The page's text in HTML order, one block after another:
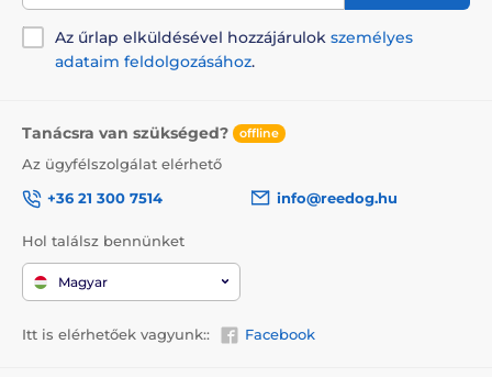
Az űrlap elküldésével hozzájárulok személyes
adataim feldolgozásához.
Tanácsra van szükséged? offline
Az ügyfélszolgálat elérhető
+36 21 300 7514
info@reedog.hu
Hol találsz bennünket
Magyar
Itt is elérhetőek vagyunk:: Facebook